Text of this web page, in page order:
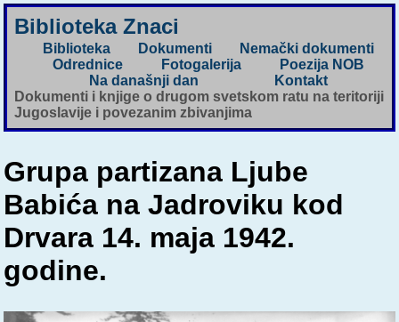
Biblioteka Znaci
Biblioteka Dokumenti
Nemački dokumenti
Odrednice
Fotogalerija
Poezija NOB
Na današnji dan
Kontakt
Dokumenti i knjige o drugom svetskom ratu na teritoriji
Jugoslavije i povezanim zbivanjima
Grupa partizana Ljube
Babića na Jadroviku kod
Drvara 14. maja 1942.
godine.